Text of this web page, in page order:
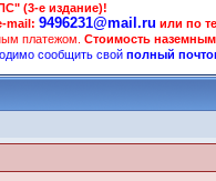
(3-е издание)!
mail:9496231@mail.ru или по
платежом.Стоимость
сообщить свойполный